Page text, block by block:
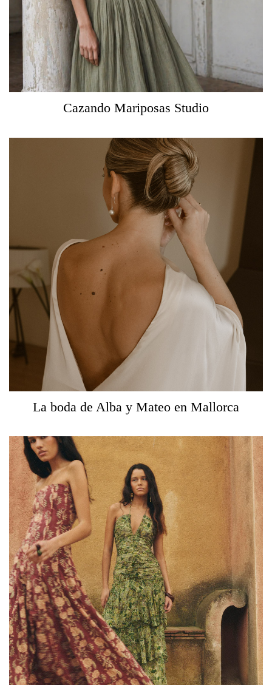
Cazando Mariposas Studio
La boda de Alba y Mateo en Mallorca